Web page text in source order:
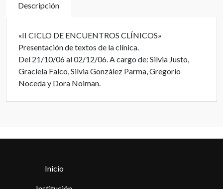
Descripción
«II CICLO DE ENCUENTROS CLÍNICOS»
Presentación de textos de la clínica.
Del 21/10/06 al 02/12/06. A cargo de: Silvia Justo,
Graciela Falco, Silvia González Parma, Gregorio
Noceda y Dora Noiman.
Inicio